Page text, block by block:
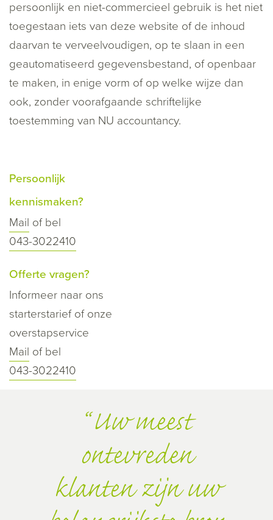
persoonlijk en niet-commercieel gebruik is het niet
toegestaan iets van deze website of de inhoud
daarvan te verveelvoudigen, op te slaan in een
geautomatiseerd gegevensbestand, of openbaar
te maken, in enige vorm of op welke wijze dan
ook, zonder voorafgaande schriftelijke
toestemming van NU accountancy.
Persoonlijk
kennismaken?
Mail of bel
043-3022410
Offerte vragen?
Informeer naar ons
starterstarief of onze
overstapservice
Mail of bel
043-3022410
Uw meest
ontevreden
klanten zijn uw